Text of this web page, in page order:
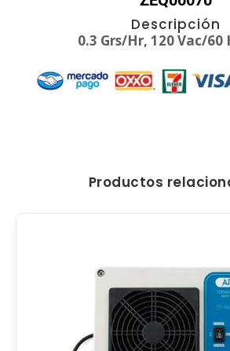
Descripción
0.3 Grs/Hr, 120 Vac/60
Productos